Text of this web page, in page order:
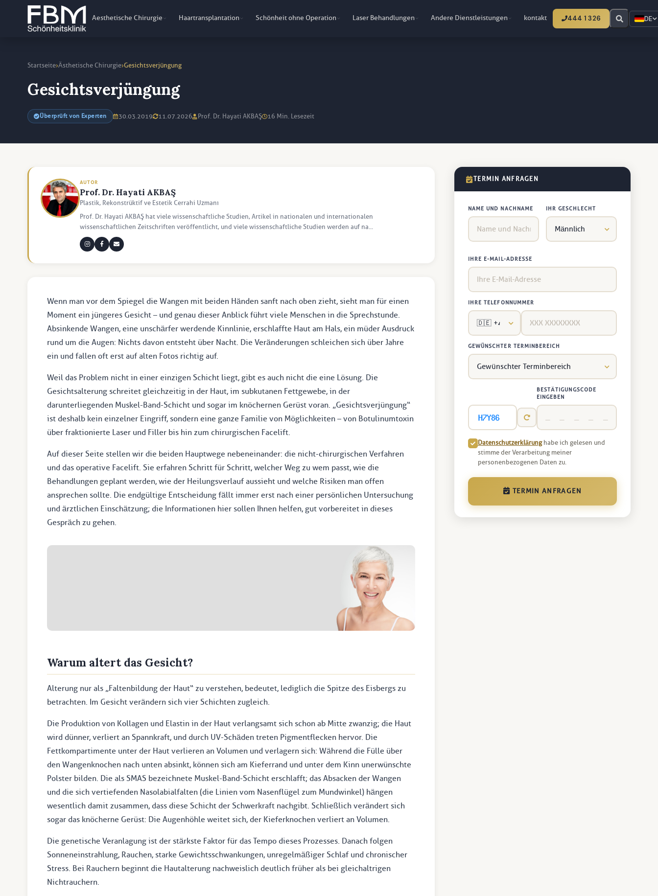
Aesthetische Chirurgie Haartransplantation Schönheit ohne Operation Laser Behandlungen Andere Dienstleistungen kontakt 444 1 326 DE
Startseite›Ästhetische Chirurgie›Gesichtsverjüngung
Gesichtsverjüngung
Überprüft von Experten 30.03.2019 11.07.2026 Prof. Dr. Hayati AKBAŞ 16 Min. Lesezeit
AUTOR
Prof. Dr. Hayati AKBAŞ
Plastik, Rekonstrüktif ve Estetik Cerrahi Uzmanı
Prof. Dr. Hayati AKBAŞ hat viele wissenschaftliche Studien, Artikel in nationalen und internationalen
wissenschaftlichen Zeitschriften veröffentlicht, und viele wissenschaftliche Studien werden auf na...
Wenn man vor dem Spiegel die Wangen mit beiden Händen sanft nach oben zieht, sieht man für einen
Moment ein jüngeres Gesicht – und genau dieser Anblick führt viele Menschen in die Sprechstunde.
Absinkende Wangen, eine unschärfer werdende Kinnlinie, erschlaffte Haut am Hals, ein müder Ausdruck
rund um die Augen: Nichts davon entsteht über Nacht. Die Veränderungen schleichen sich über Jahre
ein und fallen oft erst auf alten Fotos richtig auf.
Weil das Problem nicht in einer einzigen Schicht liegt, gibt es auch nicht die eine Lösung. Die
Gesichtsalterung schreitet gleichzeitig in der Haut, im subkutanen Fettgewebe, in der
darunterliegenden Muskel-Band-Schicht und sogar im knöchernen Gerüst voran. „Gesichtsverjüngung“
ist deshalb kein einzelner Eingriff, sondern eine ganze Familie von Möglichkeiten – von Botulinumtoxin
über fraktionierte Laser und Filler bis hin zum chirurgischen Facelift.
Auf dieser Seite stellen wir die beiden Hauptwege nebeneinander: die nicht-chirurgischen Verfahren
und das operative Facelift. Sie erfahren Schritt für Schritt, welcher Weg zu wem passt, wie die
Behandlungen geplant werden, wie der Heilungsverlauf aussieht und welche Risiken man offen
ansprechen sollte. Die endgültige Entscheidung fällt immer erst nach einer persönlichen Untersuchung
und ärztlichen Einschätzung; die Informationen hier sollen Ihnen helfen, gut vorbereitet in dieses
Gespräch zu gehen.
Warum altert das Gesicht?
Alterung nur als „Faltenbildung der Haut“ zu verstehen, bedeutet, lediglich die Spitze des Eisbergs zu
betrachten. Im Gesicht verändern sich vier Schichten zugleich.
Die Produktion von Kollagen und Elastin in der Haut verlangsamt sich schon ab Mitte zwanzig; die Haut
wird dünner, verliert an Spannkraft, und durch UV-Schäden treten Pigmentflecken hervor. Die
Fettkompartimente unter der Haut verlieren an Volumen und verlagern sich: Während die Fülle über
den Wangenknochen nach unten absinkt, können sich am Kieferrand und unter dem Kinn unerwünschte
Polster bilden. Die als SMAS bezeichnete Muskel-Band-Schicht erschlafft; das Absacken der Wangen
und die sich vertiefenden Nasolabialfalten (die Linien vom Nasenflügel zum Mundwinkel) hängen
wesentlich damit zusammen, dass diese Schicht der Schwerkraft nachgibt. Schließlich verändert sich
sogar das knöcherne Gerüst: Die Augenhöhle weitet sich, der Kieferknochen verliert an Volumen.
Die genetische Veranlagung ist der stärkste Faktor für das Tempo dieses Prozesses. Danach folgen
Sonneneinstrahlung, Rauchen, starke Gewichtsschwankungen, unregelmäßiger Schlaf und chronischer
Stress. Bei Rauchern beginnt die Hautalterung nachweislich deutlich früher als bei gleichaltrigen
Nichtrauchern.
TERMIN ANFRAGEN
NAME UND NACHNAME IHR GESCHLECHT
IHRE E-MAIL-ADRESSE
IHRE TELEFONNUMMER
GEWÜNSCHTER TERMINBEREICH
BESTÄTIGUNGSCODE
EINGEBEN
Datenschutzerklärunghabe ich gelesen und
stimme der Verarbeitung meiner
personenbezogenen Daten zu.
TERMIN ANFRAGEN